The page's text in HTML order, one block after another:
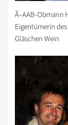
Ã–AAB-Obmann
Eigentümerin
Gläschen Wein